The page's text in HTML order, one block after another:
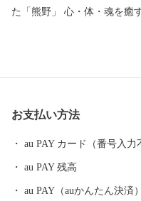
た「熊野」 心・体・魂を癒
「熊野古道」 海を見下ろす
余年もの伝統を誇り、約１
お支払い方法
au PAY カード（番号入力
au PAY 残高
au PAY（auかんたん決済